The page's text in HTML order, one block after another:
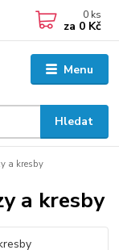
Menu
Hledat
0 ks
za 0 Kč
a kresby
a kresby